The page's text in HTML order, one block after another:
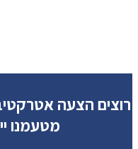
רוצים הצעה
מטעמנו